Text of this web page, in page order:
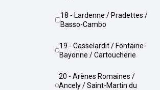
18 - Lardenne / Pradettes /
Basso-Cambo
19 - Casselardit / Fontaine-
Bayonne / Cartoucherie
20 - Arènes Romaines /
Ancely / Saint-Martin du